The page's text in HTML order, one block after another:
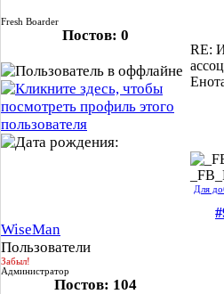
Fresh Boarder
Постов: 0
RE:
Для
WiseMan
Пользователи
Забыл!
Администратор
Постов: 104